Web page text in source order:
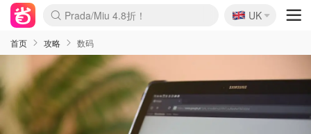
麦卢卡蜂蜜夏促！个位数！
Prada/Miu 4.8折！
啥？必胜客披萨5折！
🇬🇧
UK
首页 攻略 数码